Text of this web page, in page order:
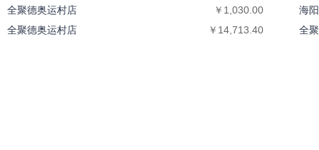
全聚德奥运村店
￥1,030.00
全聚德奥运村店
￥14,713.40
海
全